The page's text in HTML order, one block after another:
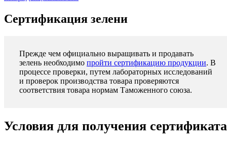
Сертификация зелени
Прежде чем официально выращивать и продавать
зелень необходимо пройти сертификацию продукции. В
процессе проверки, путем лабораторных исследований
и проверок производства товара проверяются
соответствия товара нормам Таможенного союза.
Условия для получения сертификата